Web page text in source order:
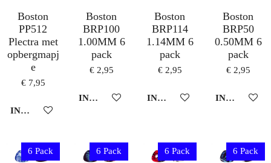
Boston
PP512
Plectra met
opbergmapj
e
€ 7,95
IN WINKELWAGEN
Boston
BRP100
1.00MM 6
pack
€ 2,95
IN WINKELWAGEN
Boston
BRP114
1.14MM 6
pack
€ 2,95
IN WINKELWAGEN
Boston
BRP50
0.50MM 6
pack
€ 2,95
IN
6 Pack 6 Pack 6 Pack 6 Pack